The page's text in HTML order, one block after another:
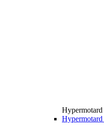
Hypermotard